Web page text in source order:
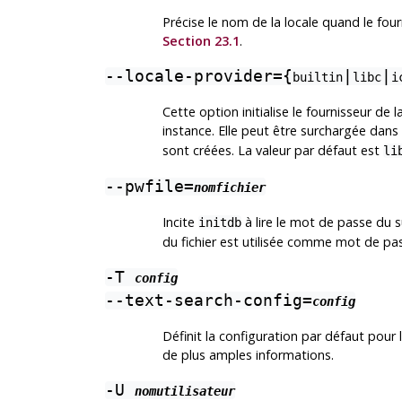
Précise le nom de la locale quand le
Section 23.1.
--locale-provider={ builtin| libc|
Cette option initialise le fournisseur de
instance. Elle peut être surchargée
sont créées. La valeur par défaut est
--pwfile=nomfichier
Incite initdbà lire le mot de passe du
du fichier est utilisée comme mot de
-T config
--text-search-config=config
Définit la configuration par défaut pour
de plus amples informations.
-U nomutilisateur